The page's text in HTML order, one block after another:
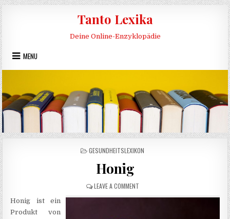
Skip to content
Tanto Lexika
Deine Online-Enzyklopädie
MENU
POSTED IN
GESUNDHEITSLEXIKON
Honig
LEAVE A COMMENTON HONIG
Honig ist ein
Produkt von